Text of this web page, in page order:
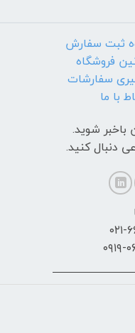
ثبت سفارش
فروشگاه
سفارشات
با ما
باخبر شوید.
دنبال کنید.